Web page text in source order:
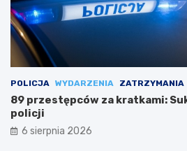
POLICJA WYDARZENIA ZATRZYMANIA
89 przestępców za kratkami:
policji
6 sierpnia 2026